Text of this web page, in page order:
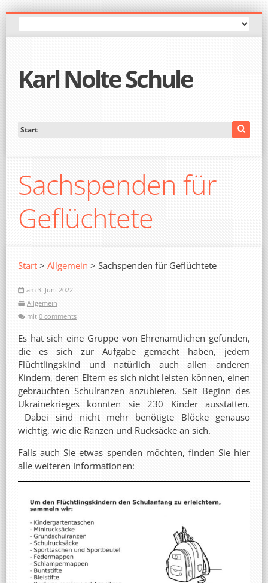
Karl Nolte Schule
Sachspenden für
Geflüchtete
Start > Allgemein > Sachspenden für Geflüchtete
am 3. Juni 2022
Allgemein
mit 0 comments
Es hat sich eine Gruppe von Ehrenamtlichen gefunden,
die es sich zur Aufgabe gemacht haben, jedem
Flüchtlingskind und natürlich auch allen anderen
Kindern, deren Eltern es sich nicht leisten können, einen
gebrauchten Schulranzen anzubieten. Seit Beginn des
Ukrainekrieges konnten sie 230 Kinder ausstatten.
Dabei sind nicht mehr benötigte Blöcke genauso
wichtig, wie die Ranzen und Rucksäcke an sich.
Falls auch Sie etwas spenden möchten, finden Sie hier
alle weiteren Informationen: